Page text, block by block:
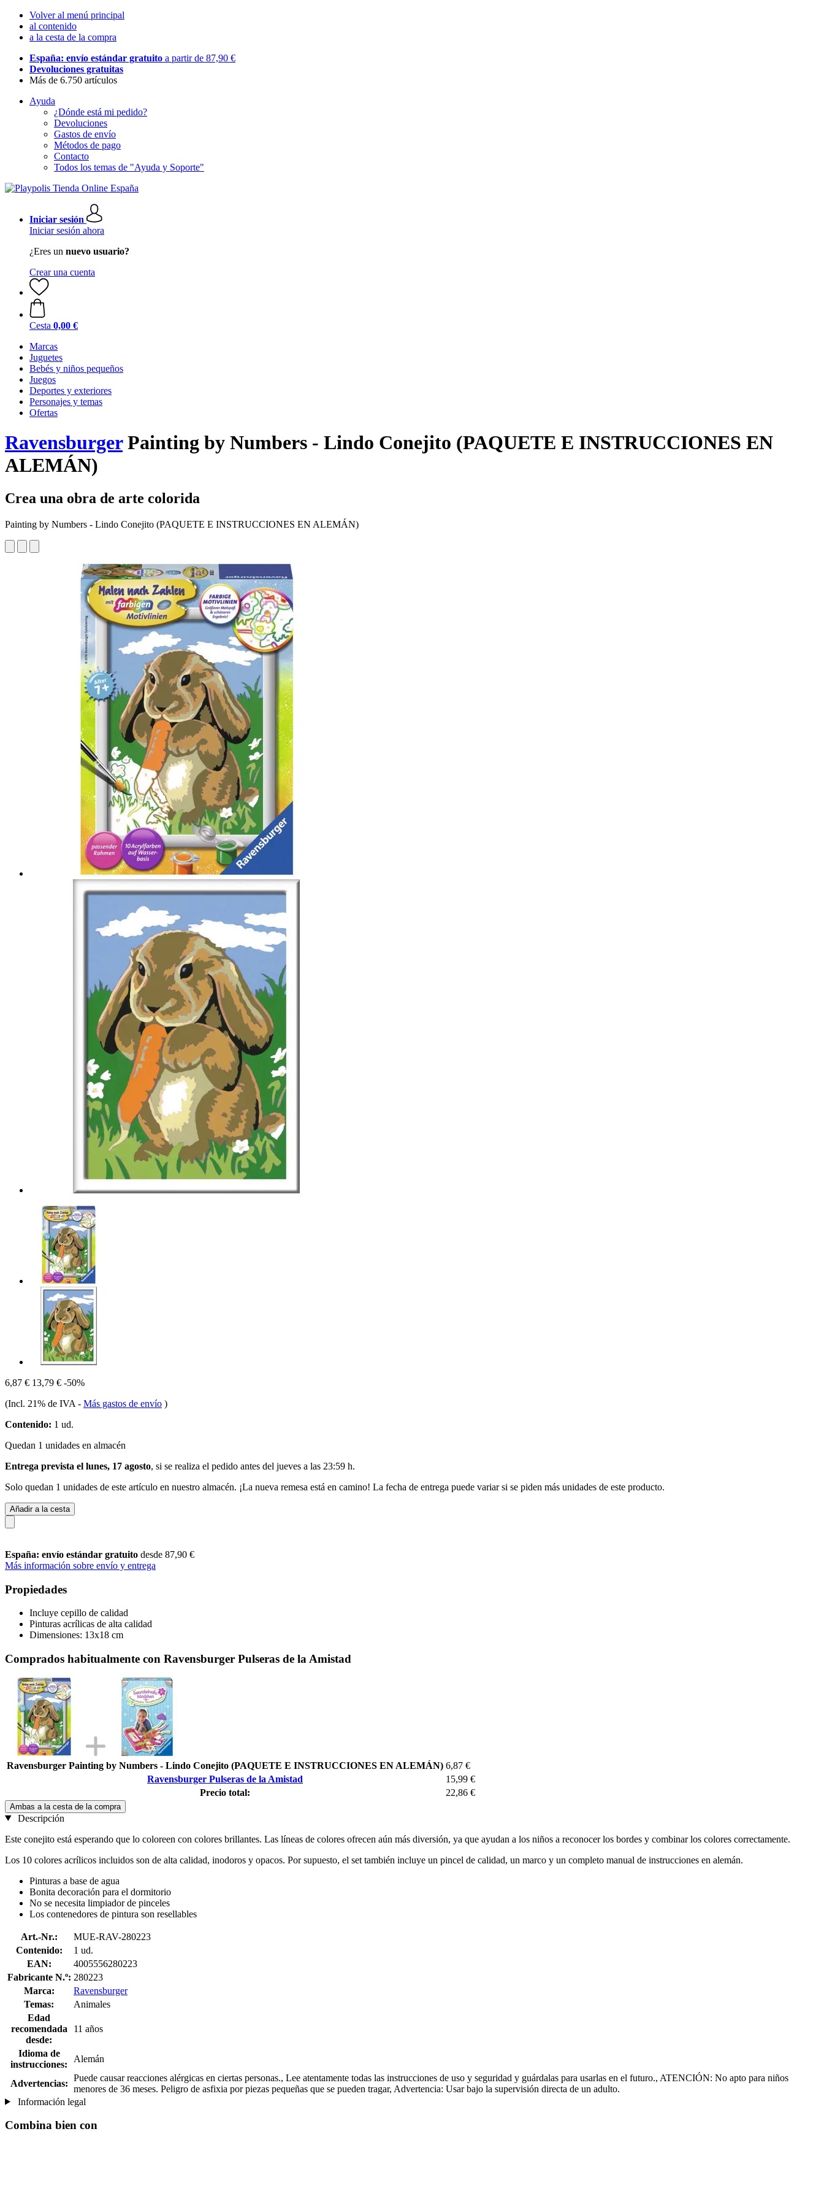
Volver al menú principal
al contenido
a la cesta de la compra
España: envío estándar gratuito a partir de 87,90 €
Devoluciones gratuitas
Más de 6.750 artículos
Ayuda
¿Dónde está mi pedido?
Devoluciones
Gastos de envío
Métodos de pago
Contacto
Todos los temas de "Ayuda y Soporte"
Iniciar sesión
Iniciar sesión ahora
¿Eres un nuevo usuario?
Crear una cuenta
Cesta 0,00 €
Marcas
Juguetes
Bebés y niños pequeños
Juegos
Deportes y exteriores
Personajes y temas
Ofertas
RavensburgerPainting by Numbers - Lindo Conejito (PAQUETE E INSTRUCCIONES EN
ALEMÁN)
Crea una obra de arte colorida
Painting by Numbers - Lindo Conejito (PAQUETE E INSTRUCCIONES EN ALEMÁN)
6,87 € 13,79 € -50%
(Incl. 21% de IVA - Más gastos de envío )
Contenido: 1 ud.
Quedan 1 unidades en almacén
Entrega prevista el lunes, 17 agosto, si se realiza el pedido antes del jueves a las 23:59 h.
Solo quedan 1 unidades de este artículo en nuestro almacén. ¡La nueva remesa está en camino! La fecha de entrega puede variar si se piden más unidades de este producto.
Añadir a la cesta
España: envío estándar gratuito desde 87,90 €
Más información sobre envío y entrega
Propiedades
Incluye cepillo de calidad
Pinturas acrílicas de alta calidad
Dimensiones: 13x18 cm
Comprados habitualmente con Ravensburger Pulseras de la Amistad
Ravensburger Painting by Numbers - Lindo Conejito (PAQUETE E INSTRUCCIONES EN ALEMÁN) 6,87 €
Ravensburger Pulseras de la Amistad
15,99 €
Precio total:
22,86 €
Ambas a la cesta de la compra
Descripción
Este conejito está esperando que lo coloreen con colores brillantes. Las líneas de colores ofrecen aún más diversión, ya que ayudan a los niños a reconocer los bordes y combinar los colores correctamente.
Los 10 colores acrílicos incluidos son de alta calidad, inodoros y opacos. Por supuesto, el set también incluye un pincel de calidad, un marco y un completo manual de instrucciones en alemán.
Pinturas a base de agua
Bonita decoración para el dormitorio
No se necesita limpiador de pinceles
Los contenedores de pintura son resellables
Art.-Nr.:
MUE-RAV-280223
Contenido:
1 ud.
EAN:
4005556280223
Fabricante N.º: 280223
Marca:
Ravensburger
Temas:
Animales
Edad
recomendada
desde:
11 años
Idioma de
instrucciones:
Alemán
Advertencias:
Puede causar reacciones alérgicas en ciertas personas., Lee atentamente todas las instrucciones de uso y seguridad y guárdalas para usarlas en el futuro., ATENCIÓN: No apto para niños
menores de 36 meses. Peligro de asfixia por piezas pequeñas que se pueden tragar, Advertencia: Usar bajo la supervisión directa de un adulto.
Información legal
Combina bien con